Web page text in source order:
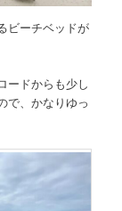
ビーチベッドが
ードからも少し
で、かなりゆっ